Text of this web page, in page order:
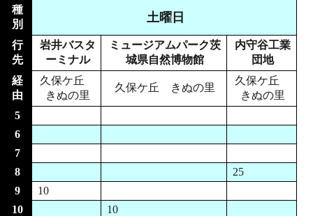
種
別
土曜日
行
先
岩井バスタ
ーミナル
ミュージアムパーク茨
城県自然博物館
内守谷工業
団地
経
由
久保ケ丘
きぬの里
久保ケ丘 きぬの里
久保ケ丘
きぬの里
5
6
7
8
25
9
10
10
10